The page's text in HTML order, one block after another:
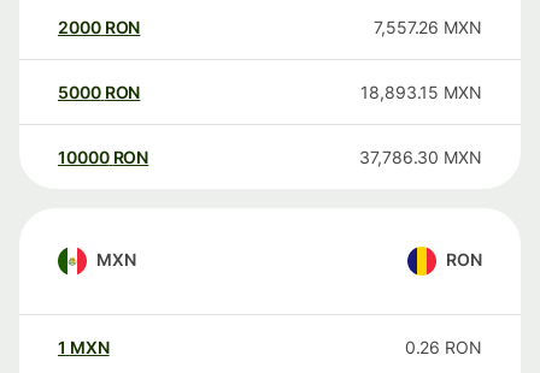
2000 RON 7,557.26 MXN
5000 RON 18,893.15 MXN
10000 RON 37,786.30 MXN
MXN RON
1 MXN 0.26 RON